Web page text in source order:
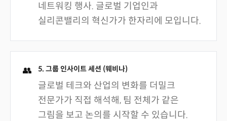
네트워킹 행사. 글로벌 기업인과
실리콘밸리의 혁신가가 한자리에 모입니다.
👥 5. 그룹 인사이트 세션 (웨비나)
글로벌 테크와 산업의 변화를 더밀크
전문가가 직접 해석해, 팀 전체가 같은
그림을 보고 논의를 시작할 수 있습니다.